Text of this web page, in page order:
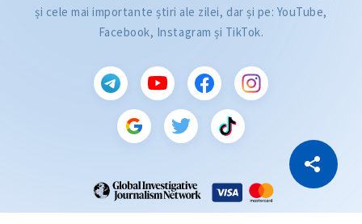
Copiază Link
și cele mai importante știri ale zilei, dar și pe: YouTube,
Facebook, Instagram și TikTok.